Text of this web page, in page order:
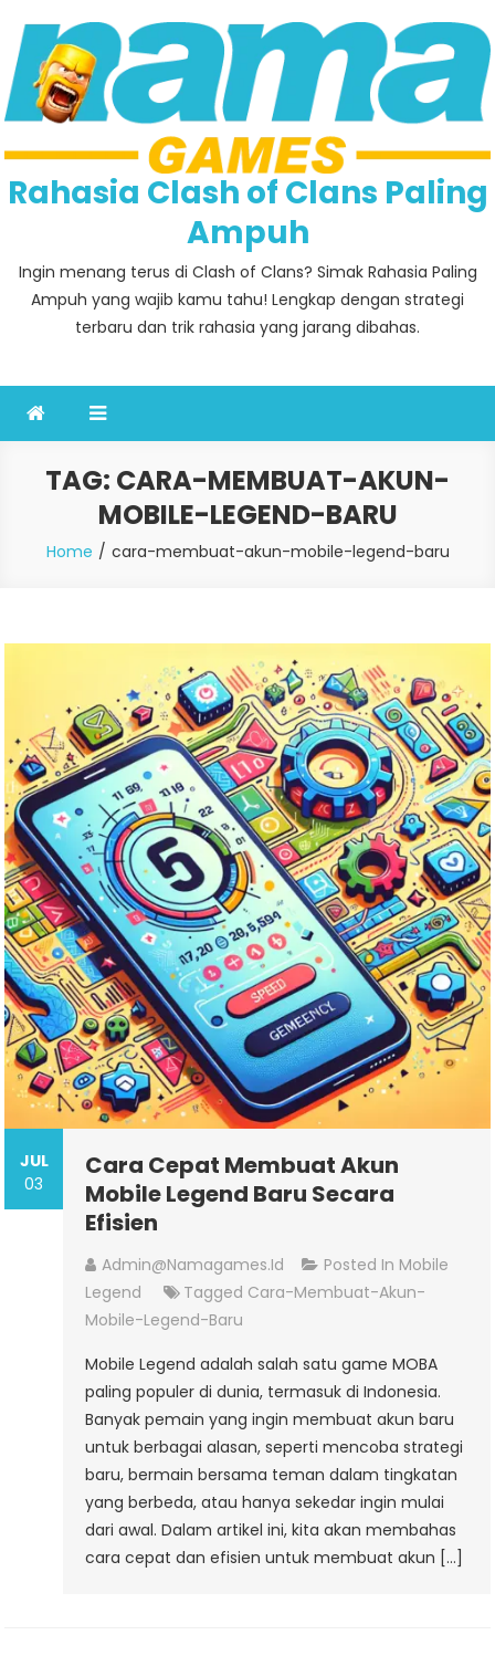
content
Rahasia Clash of Clans Paling
Ampuh
Ingin menang terus di Clash of Clans? Simak Rahasia Paling
Ampuh yang wajib kamu tahu! Lengkap dengan strategi
terbaru dan trik rahasia yang jarang dibahas.
TAG: CARA-MEMBUAT-AKUN-
MOBILE-LEGEND-BARU
Home cara-membuat-akun-mobile-legend-baru
JUL
03
Cara Cepat Membuat Akun
Mobile Legend Baru Secara
Efisien
Admin@namagames.id Posted In Mobile
Legend
Tagged Cara-Membuat-Akun-
Mobile-Legend-Baru
Mobile Legend adalah salah satu game MOBA
paling populer di dunia, termasuk di Indonesia.
Banyak pemain yang ingin membuat akun baru
untuk berbagai alasan, seperti mencoba strategi
baru, bermain bersama teman dalam tingkatan
yang berbeda, atau hanya sekedar ingin mulai
dari awal. Dalam artikel ini, kita akan membahas
cara cepat dan efisien untuk membuat akun […]